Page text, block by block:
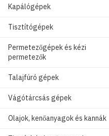
Kapálógépek
Tisztítógépek
Permetezőgépek és kézi
permetezők
Talajfúró gépek
Vágótárcsás gépek
Olajok, kenőanyagok és kannák